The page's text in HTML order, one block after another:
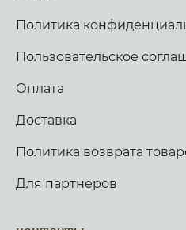
Политика
Пользовательское
Оплата
Доставка
Политика возврата
Для партнеров